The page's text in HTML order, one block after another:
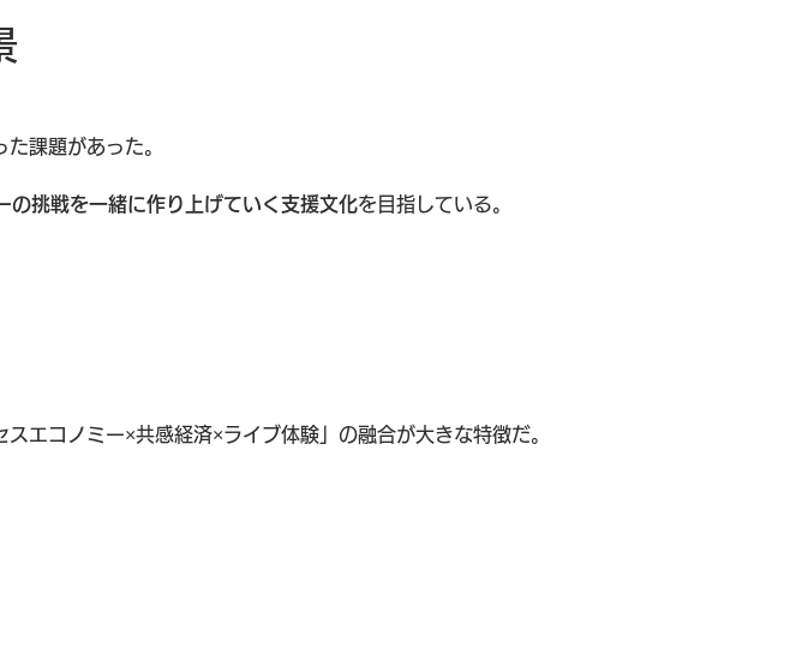
課題があった。
の挑戦を一緒に作り上げていく支援文化を目指している。
エコノミー×共感経済×ライブ体験」の融合が大きな特徴だ。